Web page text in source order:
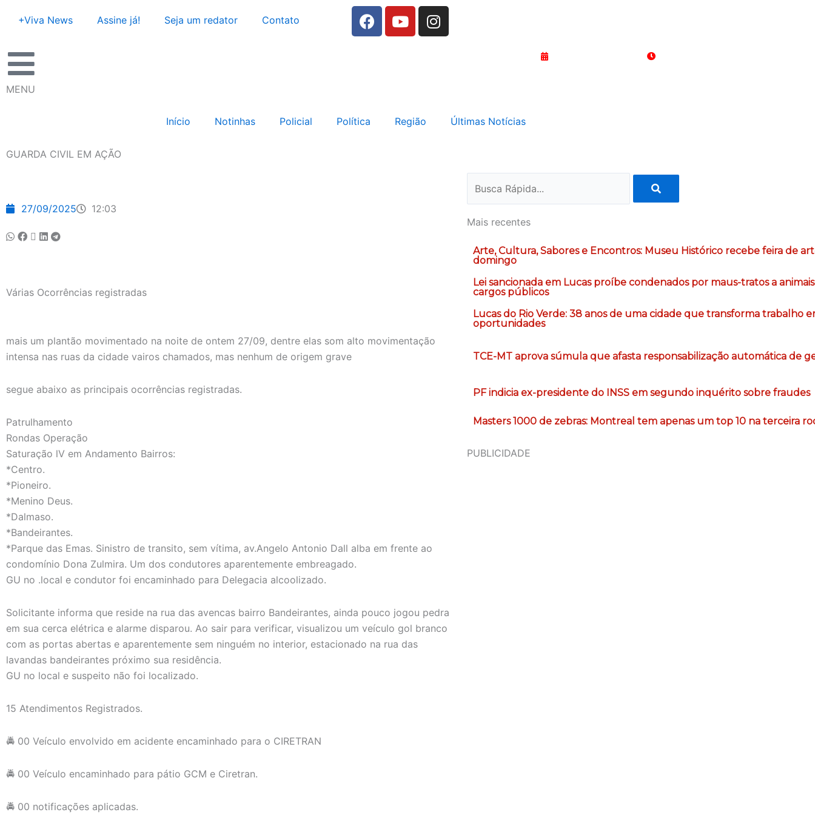
para
conteúdo
+Viva News Assine já! Seja um redator Contato
F
a
k
Y
o
I
n
MENU
Início Notinhas Policial Política Região Últimas Notícias
GUARDA CIVIL EM AÇÃO
27/09/2025 12:03
Várias Ocorrências registradas
mais um plantão movimentado na noite de ontem 27/09, dentre elas som alto movimentação
intensa nas ruas da cidade vairos chamados, mas nenhum de origem grave
segue abaixo as principais ocorrências registradas.
Patrulhamento
Rondas Operação
Saturação lV em Andamento Bairros:
*Centro.
*Pioneiro.
*Menino Deus.
*Dalmaso.
*Bandeirantes.
*Parque das Emas. Sinistro de transito, sem vítima, av.Angelo Antonio Dall alba em frente ao
condomínio Dona Zulmira. Um dos condutores aparentemente embreagado.
GU no .local e condutor foi encaminhado para Delegacia alcoolizado.
Solicitante informa que reside na rua das avencas bairro Bandeirantes, ainda pouco jogou pedra
em sua cerca elétrica e alarme disparou. Ao sair para verificar, visualizou um veículo gol branco
com as portas abertas e aparentemente sem ninguém no interior, estacionado na rua das
lavandas bandeirantes próximo sua residência.
GU no local e suspeito não foi localizado.
15 Atendimentos Registrados.
🚔 00 Veículo envolvido em acidente encaminhado para o CIRETRAN
🚔 00 Veículo encaminhado para pátio GCM e Ciretran.
🚔 00 notificações aplicadas.
Mais recentes
Arte, Cultura, Sabores e Encontros: Museu Histórico recebe feira de
domingo
Lei sancionada em Lucas proíbe condenados por maus-tratos a
cargos públicos
Lucas do Rio Verde: 38 anos de uma cidade que transforma trabalho
oportunidades
TCE-MT aprova súmula que afasta responsabilização automática de
PF indicia ex-presidente do INSS em segundo inquérito sobre fraudes
Masters 1000 de zebras: Montreal tem apenas um top 10 na terceira
PUBLICIDADE